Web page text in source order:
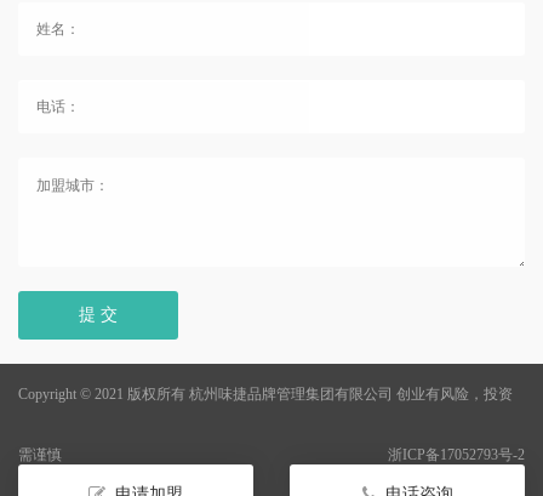
提 交
Copyright © 2021 版权所有 杭州味捷品牌管理集团有限公司
浙ICP备17052793号-2
创业有风险，投资
需谨慎